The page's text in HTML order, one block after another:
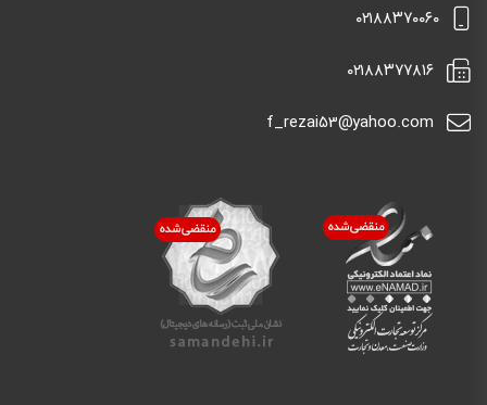
٠٢١٨٨٣٧٠٠٦٠
٠٢١٨٨٣٧٧٨١٦
f_rezai53@yahoo.com